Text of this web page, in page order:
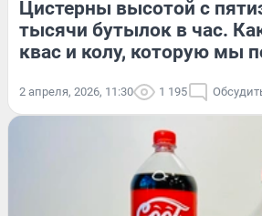
Цистерны высотой с
тысячи бутылок в час.
квас и колу, которую мы
2 апреля, 2026, 11:30 1 195